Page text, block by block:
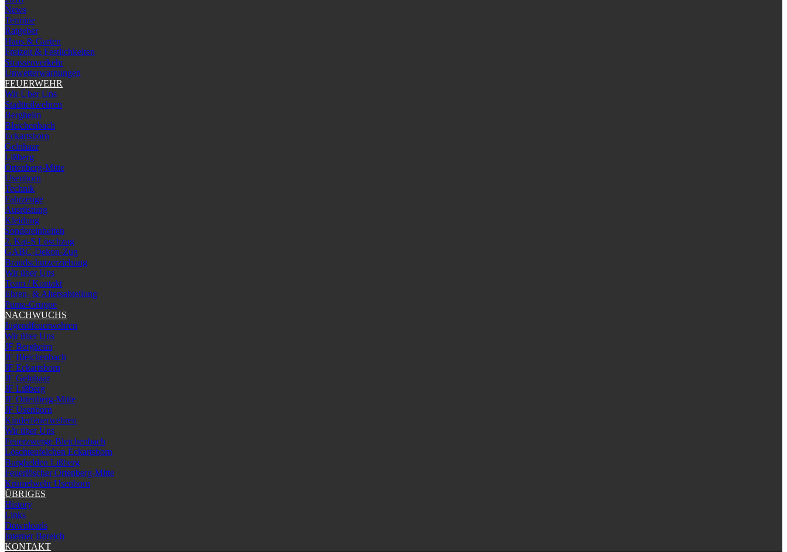
News
Termine
Ratgeber
Haus & Garten
Freizeit & Festlichkeiten
Strassenverkehr
Unwetterwarnungen
FEUERWEHR
Wir Über Uns
Stadtteilwehren
Bergheim
Bleichenbach
Eckartsborn
Gelnhaar
Lißberg
Ortenberg-Mitte
Usenborn
Technik
Fahrzeuge
Ausrüstung
Kleidung
Sondereinheiten
2. Kat-S Löschzug
GABC-Dekon-Zug
Brandschutzerziehung
Wir über Uns
Team / Kontakt
Ehren- & Altersabteilung
Puma-Gruppe
NACHWUCHS
Jugendfeuerwehren
Wir über Uns
JF Bergheim
JF Bleichenbach
JF Eckartsborn
JF Gelnhaar
JF Lißberg
JF Ortenberg-Mitte
JF Usenborn
Kinderfeuerwehren
Wir über Uns
Feuerzwerge Bleichenbach
Löschteufelchen Eckartsborn
Burghelden Lißberg
Feuerlöscher Ortenberg-Mitte
Krümelwehr Usenborn
ÜBRIGES
History
Links
Downloads
Interner Bereich
KONTAKT